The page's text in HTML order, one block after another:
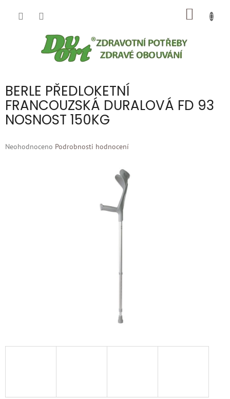
BERLE PŘEDLOKETNÍ
FRANCOUZSKÁ DURALOVÁ FD 93
NOSNOST 150KG
Průměrné
Neohodnoceno Podrobnosti hodnocení